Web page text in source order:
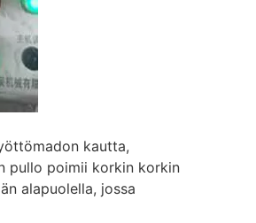
kautta,
pullo poimii korkin korkin
alapuolella, jossa